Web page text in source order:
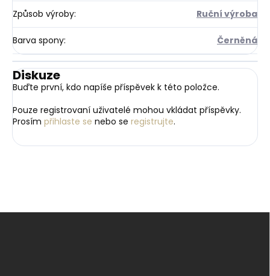
Způsob výroby: Ruční výroba
Barva spony: Černěná
Diskuze
Buďte první, kdo napíše příspěvek k této položce.
Pouze registrovaní uživatelé mohou vkládat příspěvky.
Prosím přihlaste se nebo se registrujte.